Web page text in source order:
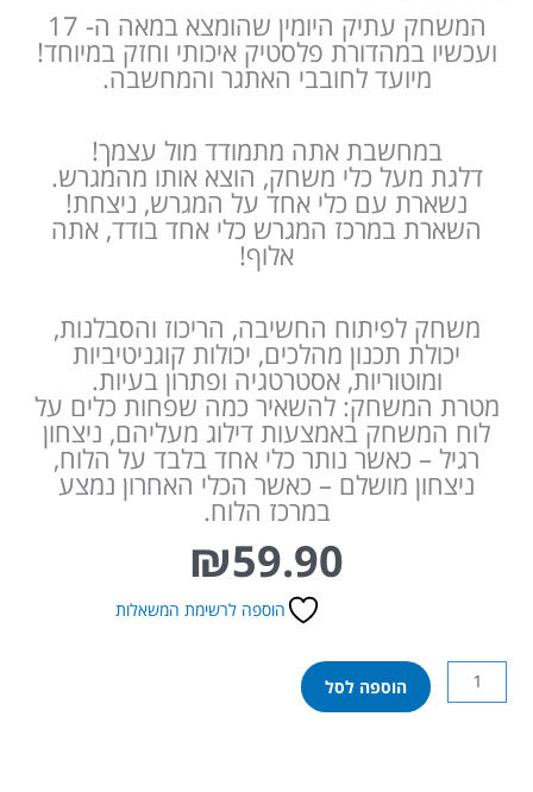
המשחק עתיק היומין שהומצא במאה ה- 17
ועכשיו במהדורת פלסטיק איכותי וחזק במיוחד!
מיועד לחובבי האתגר והמחשבה.
במחשבת אתה מתמודד מול עצמך!
דלגת מעל כלי משחק, הוצא אותו מהמגרש.
נשארת עם כלי אחד על המגרש, ניצחת!
השארת במרכז המגרש כלי אחד בודד, אתה
אלוף!
משחק לפיתוח החשיבה, הריכוז והסבלנות,
יכולת תכנון מהלכים, יכולות קוגניטיביות
ומוטוריות, אסטרטגיה ופתרון בעיות.
מטרת המשחק: להשאיר כמה שפחות כלים על
לוח המשחק באמצעות דילוג מעליהם, ניצחון
רגיל – כאשר נותר כלי אחד בלבד על הלוח,
ניצחון מושלם – כאשר הכלי האחרון נמצע
במרכז הלוח.
₪59.90
הוספה לרשימת המשאלות
כמות
של
הוספה לסל